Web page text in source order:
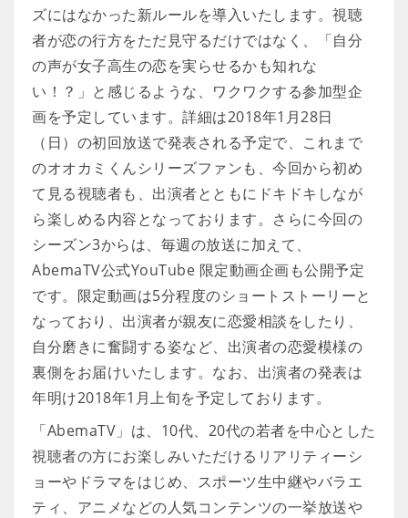
ズにはなかった新ルールを導入いたします。視聴
者が恋の行方をただ見守るだけではなく、「自分
の声が女子高生の恋を実らせるかも知れな
い！？」と感じるような、ワクワクする参加型企
画を予定しています。詳細は2018年1月28日
（日）の初回放送で発表される予定で、これまで
のオオカミくんシリーズファンも、今回から初め
て見る視聴者も、出演者とともにドキドキしなが
ら楽しめる内容となっております。さらに今回の
シーズン3からは、毎週の放送に加えて、
AbemaTV公式YouTube 限定動画企画も公開予定
です。限定動画は5分程度のショートストーリーと
なっており、出演者が親友に恋愛相談をしたり、
自分磨きに奮闘する姿など、出演者の恋愛模様の
裏側をお届けいたします。なお、出演者の発表は
年明け2018年1月上旬を予定しております。
「AbemaTV」は、10代、20代の若者を中心とした
視聴者の方にお楽しみいただけるリアリティーシ
ョーやドラマをはじめ、スポーツ生中継やバラエ
ティ、アニメなどの人気コンテンツの一挙放送や